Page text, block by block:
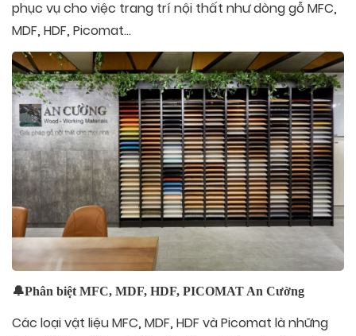
phục vụ cho việc trang trí nội thất như dòng gỗ MFC,
MDF, HDF, Picomat…
🔔Phân biệt MFC, MDF, HDF, PICOMAT An Cường
Các loại vật liệu MFC, MDF, HDF và Picomat là những